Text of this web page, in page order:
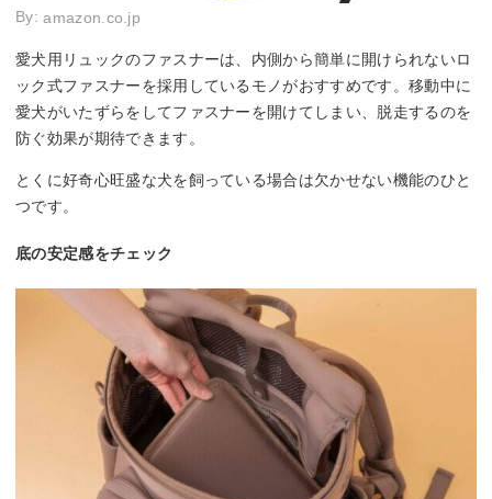
By:amazon.co.jp
愛犬用リュックのファスナーは、内側から簡単に開けられないロ
ック式ファスナーを採用しているモノがおすすめです。移動中に
愛犬がいたずらをしてファスナーを開けてしまい、脱走するのを
防ぐ効果が期待できます。
とくに好奇心旺盛な犬を飼っている場合は欠かせない機能のひと
つです。
底の安定感をチェック